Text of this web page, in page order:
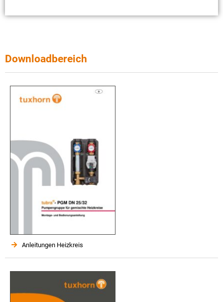
Downloadbereich
Anleitungen Heizkreis